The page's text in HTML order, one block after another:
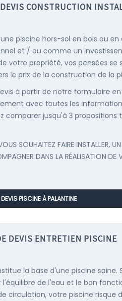
CONSTRUCTION
piscine hors-sol en bois ou en
et / ou comme un
votre propriété, vos pensées se
le prix de la construction de la
à partir de notre formulaire
avec toutes les
comparer jusqu'à 3 propositions
SOUHAITEZ FAIRE INSTALLER,
DANS LA RÉALISATION DE
PISCINE À PALANTINE
DEVIS ENTRETIEN PISCINE
la base d'une piscine saine.
l'équilibre de l'eau et le bon
circulation, votre piscine risque